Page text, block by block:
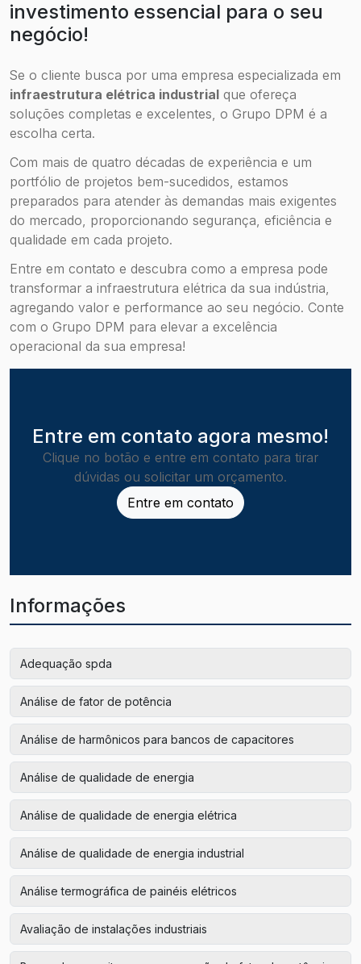
investimento essencial para o seu
negócio!
Se o cliente busca por uma empresa especializada em
infraestrutura elétrica industrial que ofereça
soluções completas e excelentes, o Grupo DPM é a
escolha certa.
Com mais de quatro décadas de experiência e um
portfólio de projetos bem-sucedidos, estamos
preparados para atender às demandas mais exigentes
do mercado, proporcionando segurança, eficiência e
qualidade em cada projeto.
Entre em contato e descubra como a empresa pode
transformar a infraestrutura elétrica da sua indústria,
agregando valor e performance ao seu negócio. Conte
com o Grupo DPM para elevar a excelência
operacional da sua empresa!
Entre em contato agora mesmo!
Clique no botão e entre em contato para tirar
dúvidas ou solicitar um orçamento.
Entre em contato
Informações
Adequação spda
Análise de fator de potência
Análise de harmônicos para bancos de capacitores
Análise de qualidade de energia
Análise de qualidade de energia elétrica
Análise de qualidade de energia industrial
Análise termográfica de painéis elétricos
Avaliação de instalações industriais